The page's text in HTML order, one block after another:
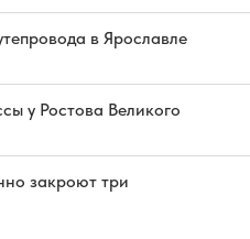
в Ярославле
у Ростова Великого
закроют три